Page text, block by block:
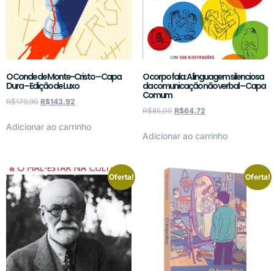
O Conde de Monte-Cristo – Capa
Dura – Edição de Luxo
R$179,90 R$143,92
Adicionar ao carrinho
O corpo fala: A linguagem silenciosa
da comunicação não verbal – Capa
Comum
R$85,00 R$64,72
Adicionar ao carrinho
Oferta! Oferta!